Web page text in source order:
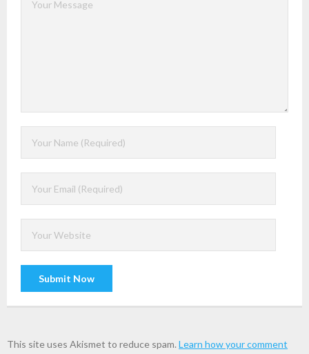
This site uses Akismet to reduce spam. Learn how your comment